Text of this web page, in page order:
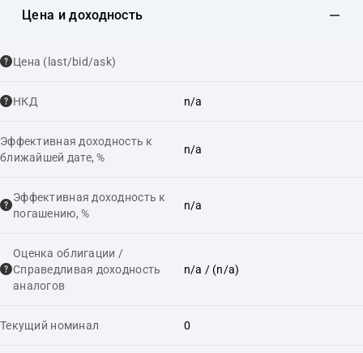
Цена и доходность
Цена (last/bid/ask)
НКД n/a
Эффективная доходность к
ближайшей дате, %
n/a
Эффективная доходность к
погашению, %
n/a
Оценка облигации /
Справедливая доходность
аналогов
n/a / (n/a)
Текущий номинал 0